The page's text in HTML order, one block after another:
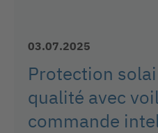
03.07.2025
Protection
qualité avec
commande